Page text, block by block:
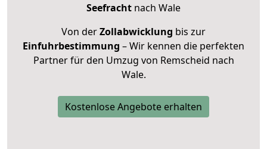
Seefracht nach Wale
Von derZollabwicklung bis zur
Einfuhrbestimmung – Wir kennen die perfekten
Partner für den Umzug von Remscheid nach
Wale.
Kostenlose Angebote erhalten